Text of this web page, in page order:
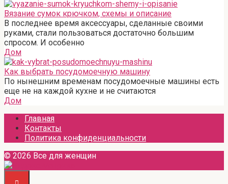
Вязание сумок крючком, схемы и описание
В последнее время аксессуары, сделанные своими
руками, стали пользоваться достаточно большим
спросом. И особенно
Дом
Как выбрать посудомоечную машину
По нынешним временам посудомоечные машины есть
еще не на каждой кухне и не считаются
Дом
Главная
Контакты
Политика конфиденциальности
© 2026 Все для женщин